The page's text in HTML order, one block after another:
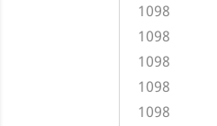
1098
1098
1098
1098
1098